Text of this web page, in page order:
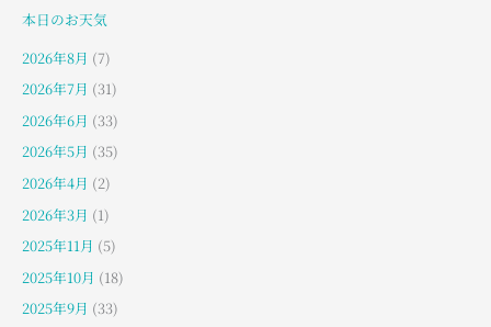
本日のお天気
2026年8月 (7)
2026年7月 (31)
2026年6月 (33)
2026年5月 (35)
2026年4月 (2)
2026年3月 (1)
2025年11月 (5)
2025年10月 (18)
2025年9月 (33)